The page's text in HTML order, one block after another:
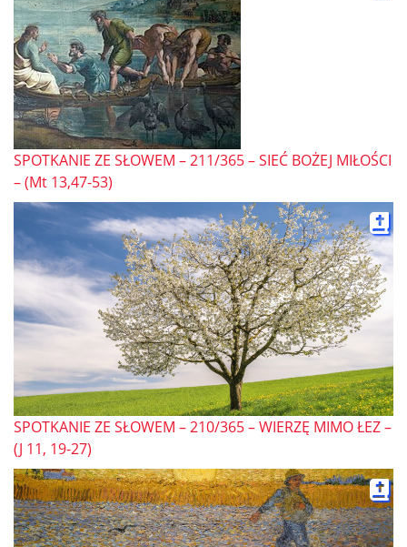
SPOTKANIE ZE SŁOWEM – 211/365 – SIEĆ BOŻEJ MIŁOŚCI
– (Mt 13,47-53)
SPOTKANIE ZE SŁOWEM – 210/365 – WIERZĘ MIMO ŁEZ –
(J 11, 19-27)